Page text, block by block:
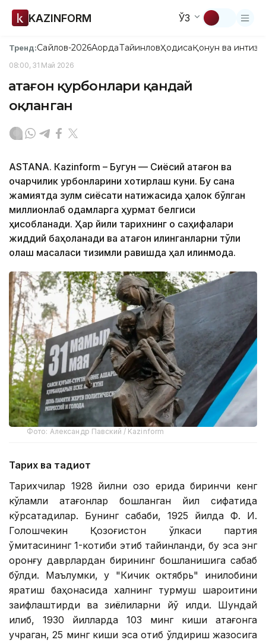
KAZINFORM ЎЗ
Тренд:Сайлов-2026АқордаТайинловҲодисаҚонун ва
08:00, 31 Май 2026
Қатағон қурбонлари қандай
оқланган
ASTANА. Кazinform – Бугун — Сиёсий қатағон ва
очарчилик қурбонларини хотирлаш куни. Бу сана
жамиятда зулм сиёсати натижасида ҳалок бўлган
миллионлаб одамларга ҳурмат белгиси
ҳисобланади. Ҳар йили тарихнинг оқ саҳифалари
жиддий баҳоланади ва қатағон қилинганларни тўлиқ
оқлаш масаласи тизимли равишда ҳал қилинмоқда.
Фото: Александр Павский / Kazinform
Тарих ва тадқиқот
Тарихчилар 1928 йилни қозоқ ерида биринчи кенг
кўламли қатағонлар бошланган йил сифатида
кўрсатадилар. Бунинг сабаби, 1925 йилда Ф. И.
Голошчекин Қозоғистон ўлкаси партия
қўмитасининг 1-котиби этиб тайинланди, бу эса энг
қоронғу даврлардан бирининг бошланишига сабаб
бўлди. Маълумки, у "Кичик октябрь" инқилобини
яратиш баҳонасида халқнинг турмуш шароитини
заифлаштирди ва зиёлиларни йўқ қилди. Шундай
қилиб, 1930 йилларда 103 минг киши қатағонга
учраган, 25 минг киши эса отиб ўлдириш жазосига